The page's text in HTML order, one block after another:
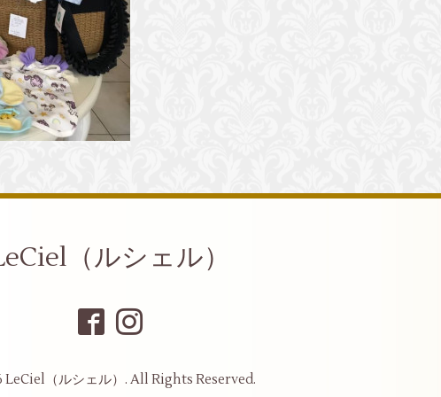
（ルシェル）
LeCiel（ルシェル） . All Rights Reserved.